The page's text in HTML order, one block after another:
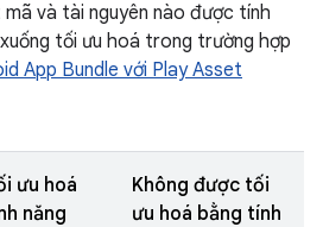
và tài nguyên nào được tính
tối ưu hoá trong trường hợp
App Bundle với Play Asset
ưu hoá
năng
Không được tối
ưu hoá bằng tính